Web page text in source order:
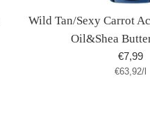
Wild Tan/Sexy Carrot
Oil&Shea
Preis
€7,99
€63,92/